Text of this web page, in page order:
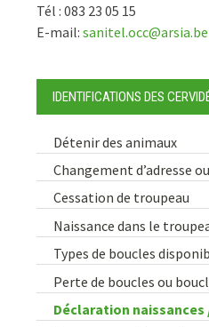
Tél : 083 23 05 15
E-mail: sanitel.occ@arsia.be
IDENTIFICATIONS DES
Détenir des animaux
Changement d’adresse
Cessation de troupeau
Naissance dans le
Types de boucles
Perte de boucles ou
Déclaration naissances